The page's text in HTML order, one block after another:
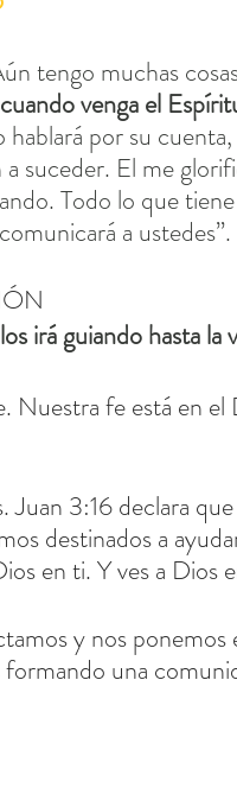
tengo muchas
cuando venga el
hablará por su
a suceder. El me
Todo lo que
a ustedes”.
irá guiando hasta la
Nuestra fe está en
Juan 3:16 declara
destinados a
en ti. Y ves a Dios
y nos
una